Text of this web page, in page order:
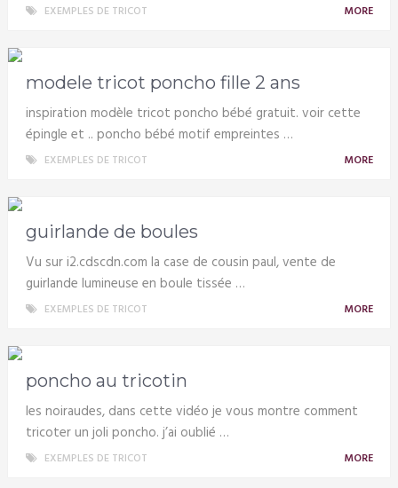
EXEMPLES DE TRICOT MORE
modele tricot poncho fille 2 ans
inspiration modèle tricot poncho bébé gratuit. voir cette
épingle et .. poncho bébé motif empreintes …
EXEMPLES DE TRICOT MORE
guirlande de boules
Vu sur i2.cdscdn.com la case de cousin paul, vente de
guirlande lumineuse en boule tissée …
EXEMPLES DE TRICOT MORE
poncho au tricotin
les noiraudes, dans cette vidéo je vous montre comment
tricoter un joli poncho. j’ai oublié …
EXEMPLES DE TRICOT MORE